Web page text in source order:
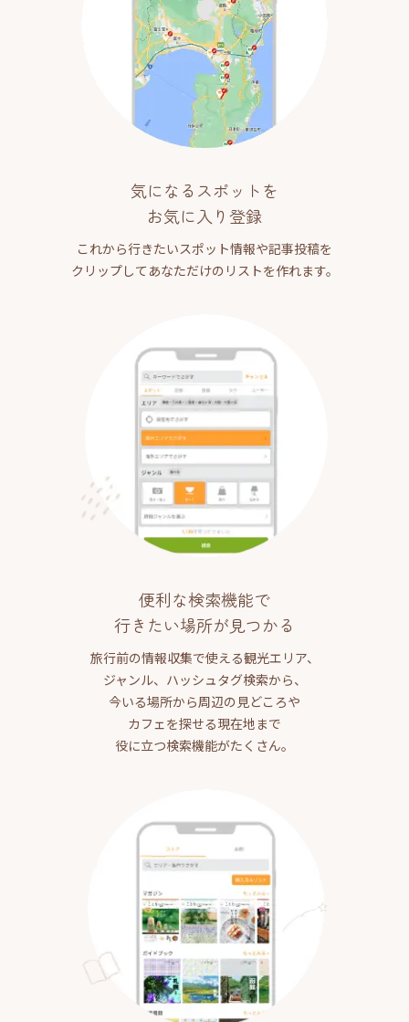
気になるスポットを
お気に入り登録
これから行きたいスポット情報や記事投稿を
クリップしてあなただけのリストを作れます。
便利な検索機能で
行きたい場所が見つかる
旅行前の情報収集で使える観光エリア、
ジャンル、ハッシュタグ検索から、
今いる場所から周辺の見どころや
カフェを探せる現在地まで
役に立つ検索機能がたくさん。